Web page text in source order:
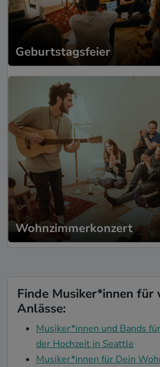
Geburtstagsfeier
Wohnzimmerkonzert
Finde Musiker*innen für
Anlässe:
Musiker*innen und Bands
der Hochzeit in Seattle
Musiker*innen für Dein